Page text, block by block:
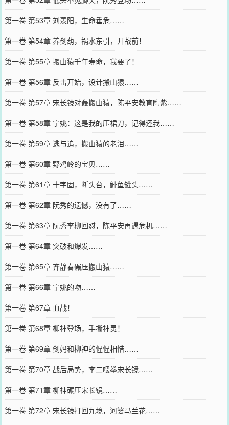
第一卷 第53章 刘羡阳，生命垂危……
第一卷 第54章 养剑葫，祸水东引，开战前！
第一卷 第55章 搬山猿千年寿命，我要了！
第一卷 第56章 反击开始，设计搬山猿……
第一卷 第57章 宋长镜对轰搬山猿，陈平安教育陶紫……
第一卷 第58章 宁姚：这是我的压裙刀，记得还我……
第一卷 第59章 逃与追，搬山猿的老泪……
第一卷 第60章 野鸡岭的宝贝……
第一卷 第61章 十字固，断头台，鲱鱼罐头……
第一卷 第62章 阮秀的遗憾，没有了……
第一卷 第63章 阮秀李柳回怼，陈平安再遇危机……
第一卷 第64章 突破和爆发……
第一卷 第65章 齐静春碾压搬山猿……
第一卷 第66章 宁姚的吻……
第一卷 第67章 血战！
第一卷 第68章 柳神登场，手撕神灵！
第一卷 第69章 剑妈和柳神的惺惺相惜……
第一卷 第70章 战后局势，李二喂拳宋长镜……
第一卷 第71章 柳神碾压宋长镜……
第一卷 第72章 宋长镜打回九境，河婆马兰花……